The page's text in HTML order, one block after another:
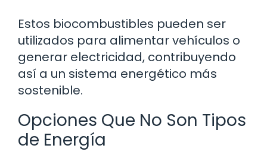
Estos biocombustibles pueden ser
utilizados para alimentar vehículos o
generar electricidad, contribuyendo
así a un sistema energético más
sostenible.
Opciones Que No Son Tipos
de Energía